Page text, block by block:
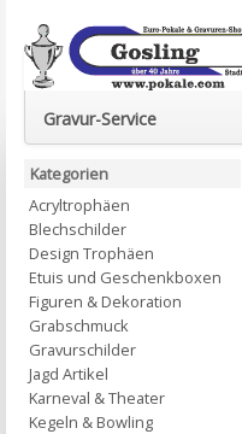
Euro-Pokale & Gravur-
Gravur-Service
Kategorien
Acryltrophäen
Blechschilder
Design Trophäen
Etuis und Geschenkboxen
Figuren & Dekoration
Grabschmuck
Gravurschilder
Jagd Artikel
Karneval & Theater
Kegeln & Bowling